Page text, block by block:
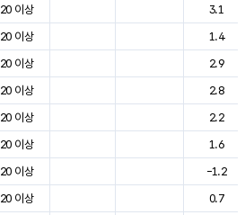
20 이상
3.1
20 이상
1.4
20 이상
2.9
20 이상
2.8
20 이상
2.2
20 이상
1.6
20 이상
-1.2
20 이상
0.7